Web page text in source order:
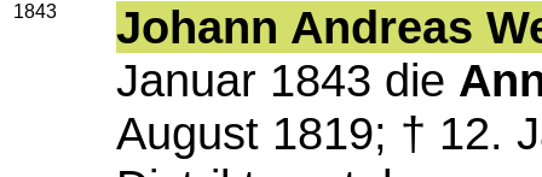
1843
Johann Andreas
Januar 1843 die
August 1819; † 12.